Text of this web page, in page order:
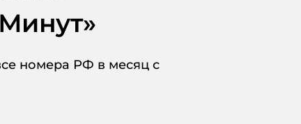
»
номера РФ в месяц с